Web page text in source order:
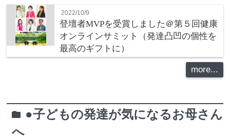
2022/10/9
登壇者MVPを受賞しました＠第５回健康
オンラインサミット（発達凸凹の個性を
最高のギフトに）
more...
folder ●子どもの発達が気になるお母さん
へ